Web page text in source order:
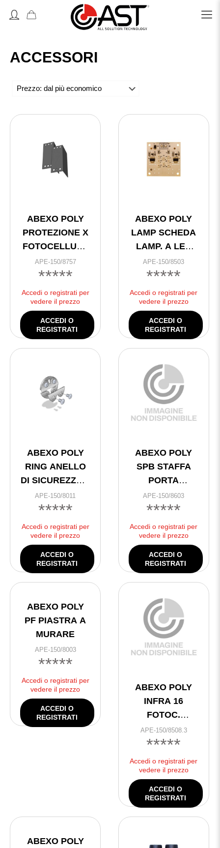
Accedi o Registrati
ACCESSORI
ABEXO POLY
PROTEZIONE X
FOTOCELLULA
** /RR
APE-150/8757
*****
Accedi o registrati per
vedere il prezzo
ACCEDI O
REGISTRATI
ABEXO POLY
LAMP SCHEDA
LAMP. A LED
12/24V
APE-150/8503
*****
Accedi o registrati per
vedere il prezzo
ACCEDI O
REGISTRATI
ABEXO POLY
RING ANELLO
DI SICUREZZA x
CATENA
APE-150/8011
*****
Accedi o registrati per
vedere il prezzo
ACCEDI O
REGISTRATI
ABEXO POLY
SPB STAFFA
PORTA
BATTERIA
APE-150/8603
*****
Accedi o registrati per
vedere il prezzo
ACCEDI O
REGISTRATI
ABEXO POLY
PF PIASTRA A
MURARE
APE-150/8003
*****
Accedi o registrati per
vedere il prezzo
ACCEDI O
REGISTRATI
ABEXO POLY
INFRA 16
FOTOC.
PARETE 16 mt
Conf 3pz
APE-150/8508.3
*****
Accedi o registrati per
vedere il prezzo
ACCEDI O
REGISTRATI
ABEXO POLY